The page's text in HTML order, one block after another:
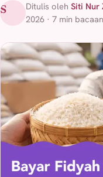
S Ditulis oleh Siti Nur
2026 · 7 min bacaan